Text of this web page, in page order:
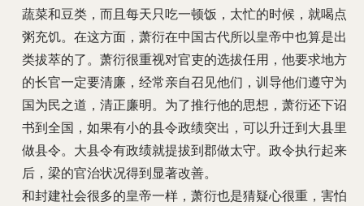
蔬菜和豆类，而且每天只吃一顿饭，太忙的时候，就喝点
粥充饥。在这方面，萧衍在中国古代所以皇帝中也算是出
类拔萃的了。萧衍很重视对官吏的选拔任用，他要求地方
的长官一定要清廉，经常亲自召见他们，训导他们遵守为
国为民之道，清正廉明。为了推行他的思想，萧衍还下诏
书到全国，如果有小的县令政绩突出，可以升迁到大县里
做县令。大县令有政绩就提拔到郡做太守。政令执行起来
后，梁的官治状况得到显著改善。
和封建社会很多的皇帝一样，萧衍也是猜疑心很重，害怕